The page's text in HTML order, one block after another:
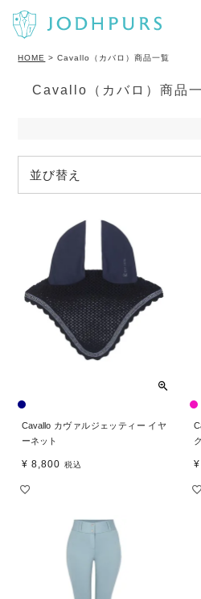
HOME Cavallo（カバロ）商品一覧
Cavallo（カバロ）商品
並び替え
Cavallo カヴァルジェッティー イヤ
ーネット
¥ 8,800 税込 ¥